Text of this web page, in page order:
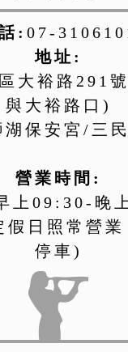
: 07-
地址:
大裕路291
與大裕路口)
保安宮/三
營業時間:
上09:30-晚
假日照常營業
停車)